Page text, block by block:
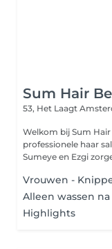
Sum Hair
53, Het Laagt
Welkom bij Sum
professionele haar
Sumeye en Ezgi
Vrouwen -
Alleen wassen
Highlights